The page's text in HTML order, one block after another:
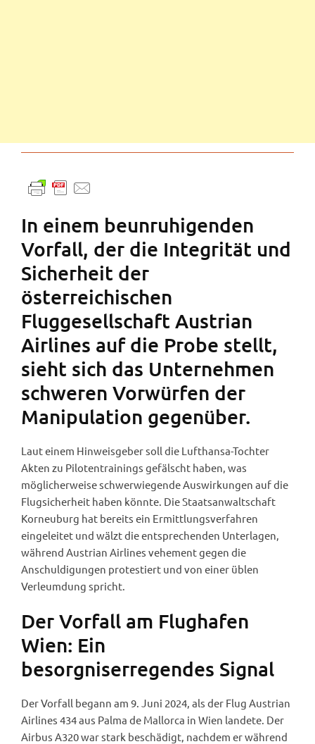
In einem beunruhigenden
Vorfall, der die Integrität und
Sicherheit der
österreichischen
Fluggesellschaft Austrian
Airlines auf die Probe stellt,
sieht sich das Unternehmen
schweren Vorwürfen der
Manipulation gegenüber.
Laut einem Hinweisgeber soll die Lufthansa-Tochter
Akten zu Pilotentrainings gefälscht haben, was
möglicherweise schwerwiegende Auswirkungen auf die
Flugsicherheit haben könnte. Die Staatsanwaltschaft
Korneuburg hat bereits ein Ermittlungsverfahren
eingeleitet und wälzt die entsprechenden Unterlagen,
während Austrian Airlines vehement gegen die
Anschuldigungen protestiert und von einer üblen
Verleumdung spricht.
Der Vorfall am Flughafen
Wien: Ein
besorgniserregendes Signal
Der Vorfall begann am 9. Juni 2024, als der Flug Austrian
Airlines 434 aus Palma de Mallorca in Wien landete. Der
Airbus A320 war stark beschädigt, nachdem er während